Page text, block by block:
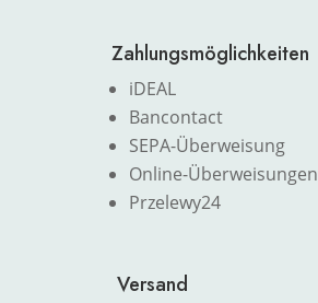
Zahlungsmöglichkeiten
iDEAL
Bancontact
SEPA-Überweisung
Online-Überweisungen
Przelewy24
Versand